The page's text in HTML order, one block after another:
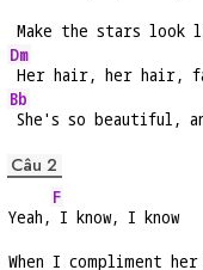
Make the stars look
Dm
Her hair, her hair,
Bb
She's so beautiful,
Câu 2
Yeah,
F
I know, I know
When I compliment